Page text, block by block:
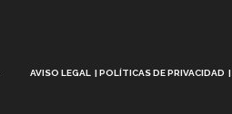
AVISO LEGAL POLÍTICAS DE PRIVACIDAD